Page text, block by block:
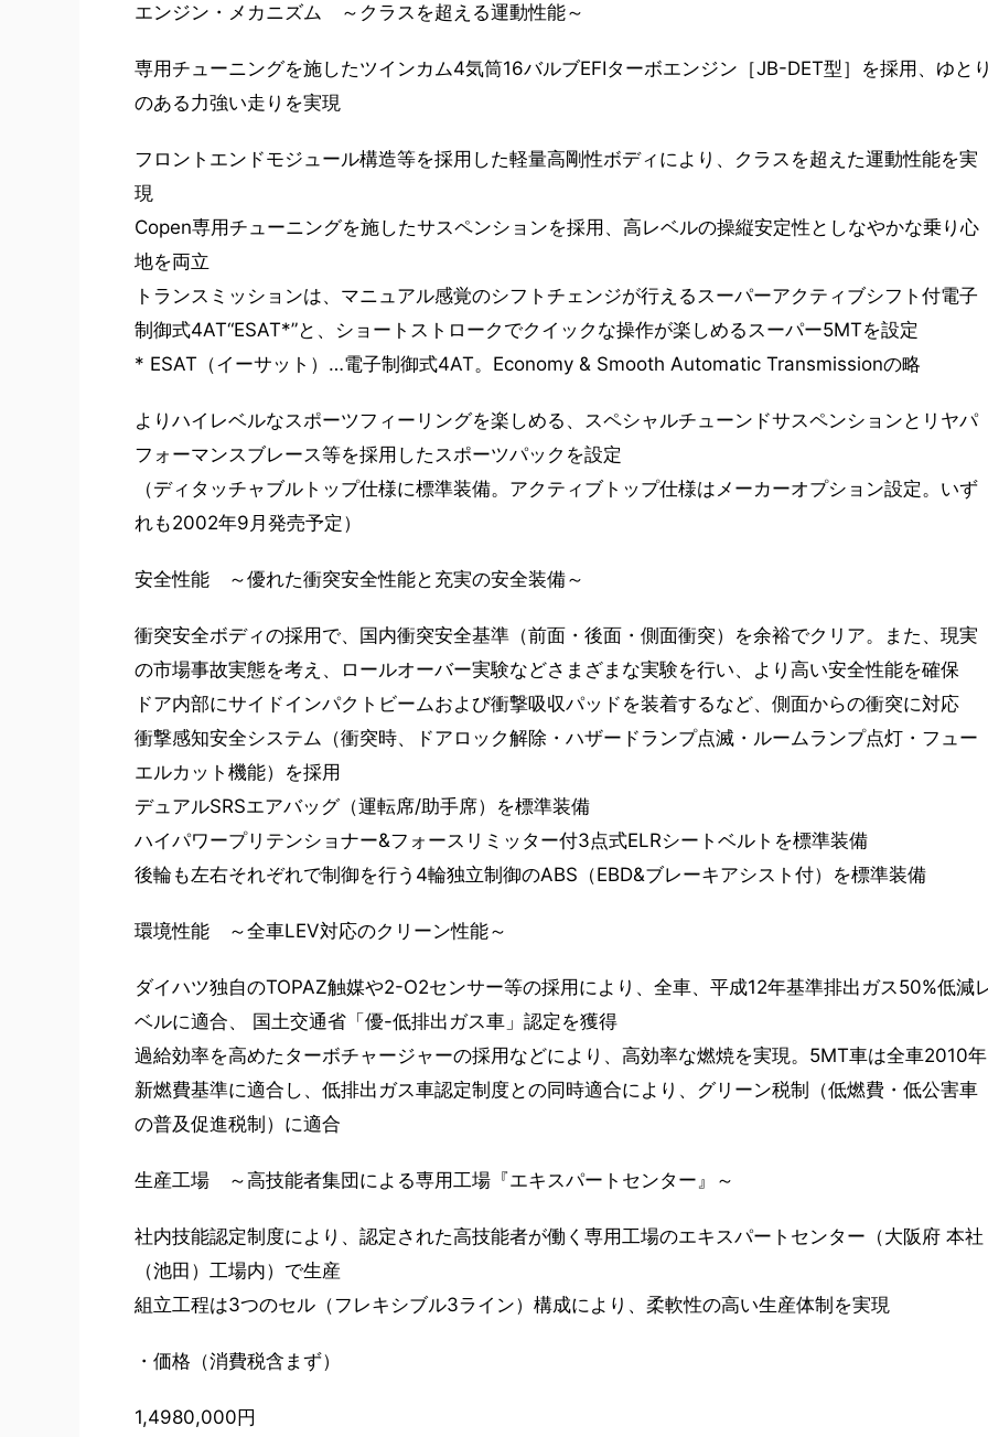
エンジン・メカニズム ～クラスを超える運動性能～
専用チューニングを施したツインカム4気筒16バルブEFIターボエンジン［JB-DET型］を採用、ゆと
のある力強い走りを実現
フロントエンドモジュール構造等を採用した軽量高剛性ボディにより、クラスを超えた運動性能を実
現
Copen専用チューニングを施したサスペンションを採用、高レベルの操縦安定性としなやかな乗り心
地を両立
トランスミッションは、マニュアル感覚のシフトチェンジが行えるスーパーアクティブシフト付電子
制御式4AT“ESAT*”と、ショートストロークでクイックな操作が楽しめるスーパー5MTを設定
* ESAT（イーサット）…電子制御式4AT。Economy & Smooth Automatic Transmissionの略
よりハイレベルなスポーツフィーリングを楽しめる、スペシャルチューンドサスペンションとリヤパ
フォーマンスブレース等を採用したスポーツパックを設定
（ディタッチャブルトップ仕様に標準装備。アクティブトップ仕様はメーカーオプション設定。いず
れも2002年9月発売予定）
安全性能 ～優れた衝突安全性能と充実の安全装備～
衝突安全ボディの採用で、国内衝突安全基準（前面・後面・側面衝突）を余裕でクリア。また、現実
の市場事故実態を考え、ロールオーバー実験などさまざまな実験を行い、より高い安全性能を確保
ドア内部にサイドインパクトビームおよび衝撃吸収パッドを装着するなど、側面からの衝突に対応
衝撃感知安全システム（衝突時、ドアロック解除・ハザードランプ点滅・ルームランプ点灯・フュー
エルカット機能）を採用
デュアルSRSエアバッグ（運転席/助手席）を標準装備
ハイパワープリテンショナー&フォースリミッター付3点式ELRシートベルトを標準装備
後輪も左右それぞれで制御を行う4輪独立制御のABS（EBD&ブレーキアシスト付）を標準装備
環境性能 ～全車LEV対応のクリーン性能～
ダイハツ独自のTOPAZ触媒や2-O2センサー等の採用により、全車、平成12年基準排出ガス50%低減
ベルに適合、 国土交通省「優-低排出ガス車」認定を獲得
過給効率を高めたターボチャージャーの採用などにより、高効率な燃焼を実現。5MT車は全車2010年
新燃費基準に適合し、低排出ガス車認定制度との同時適合により、グリーン税制（低燃費・低公害車
の普及促進税制）に適合
生産工場 ～高技能者集団による専用工場『エキスパートセンター』～
社内技能認定制度により、認定された高技能者が働く専用工場のエキスパートセンター（大阪府 本社
（池田）工場内）で生産
組立工程は3つのセル（フレキシブル3ライン）構成により、柔軟性の高い生産体制を実現
・価格（消費税含まず）
1,4980,000円